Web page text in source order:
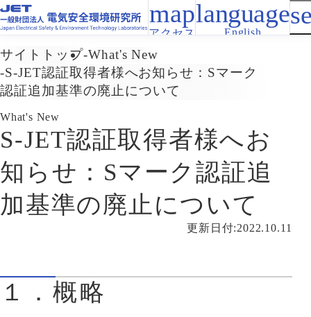
アクセス English
サイトトップ What's New
S-JET認証取得者様へお知らせ：Sマーク
認証追加基準の廃止について
What's New
S-JET認証取得者様へお
知らせ：Sマーク認証追
加基準の廃止について
更新日付:2022.10.11
１．概略